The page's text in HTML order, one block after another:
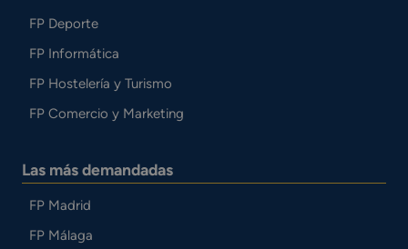
FP Deporte
FP Informática
FP Hostelería y Turismo
FP Comercio y Marketing
Las más demandadas
FP Madrid
FP Málaga